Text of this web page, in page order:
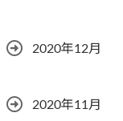
2020年12月
2020年11月